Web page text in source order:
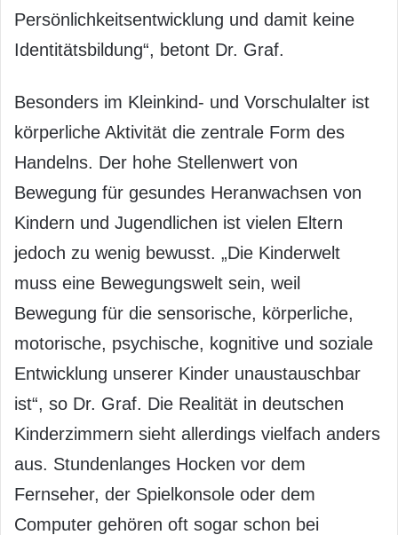
Persönlichkeitsentwicklung und damit keine
Identitätsbildung“, betont Dr. Graf.
Besonders im Kleinkind- und Vorschulalter ist
körperliche Aktivität die zentrale Form des
Handelns. Der hohe Stellenwert von
Bewegung für gesundes Heranwachsen von
Kindern und Jugendlichen ist vielen Eltern
jedoch zu wenig bewusst. „Die Kinderwelt
muss eine Bewegungswelt sein, weil
Bewegung für die sensorische, körperliche,
motorische, psychische, kognitive und soziale
Entwicklung unserer Kinder unaustauschbar
ist“, so Dr. Graf. Die Realität in deutschen
Kinderzimmern sieht allerdings vielfach anders
aus. Stundenlanges Hocken vor dem
Fernseher, der Spielkonsole oder dem
Computer gehören oft sogar schon bei